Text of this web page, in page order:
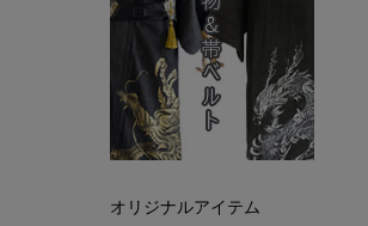
オリジナルアイテム